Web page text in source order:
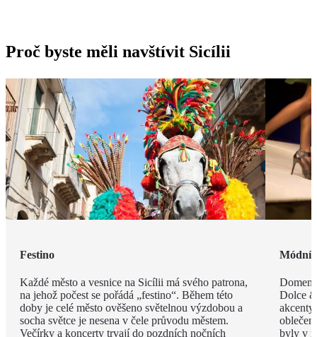
Proč byste měli navštívit Sicílii
Festino
Každé město a vesnice na Sicílii má svého patrona,
na jehož počest se pořádá „festino“. Během této
doby je celé město ověšeno světelnou výzdobou a
socha světce je nesena v čele průvodu městem.
Večírky a koncerty trvají do pozdních nočních
Módní
Dolce
byly v